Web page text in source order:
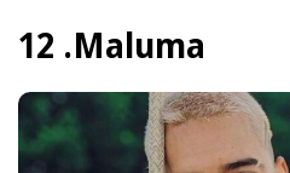
12 .Maluma